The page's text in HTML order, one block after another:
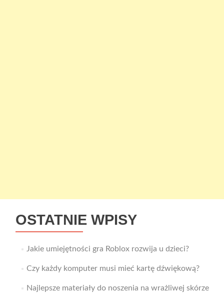
OSTATNIE WPISY
Jakie umiejętności gra Roblox rozwija u dzieci?
Czy każdy komputer musi mieć kartę dźwiękową?
Najlepsze materiały do noszenia na wrażliwej skórze